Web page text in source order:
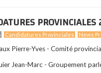
Candidatures Provinciales News
Pierre-Yves - Comité
Jean-Marc - Groupement